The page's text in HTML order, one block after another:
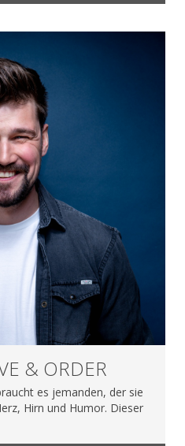
& ORDER
es jemanden, der sie
Hirn und Humor. Dieser